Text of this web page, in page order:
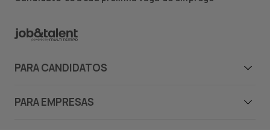
PARA CANDIDATOS
PARA EMPRESAS